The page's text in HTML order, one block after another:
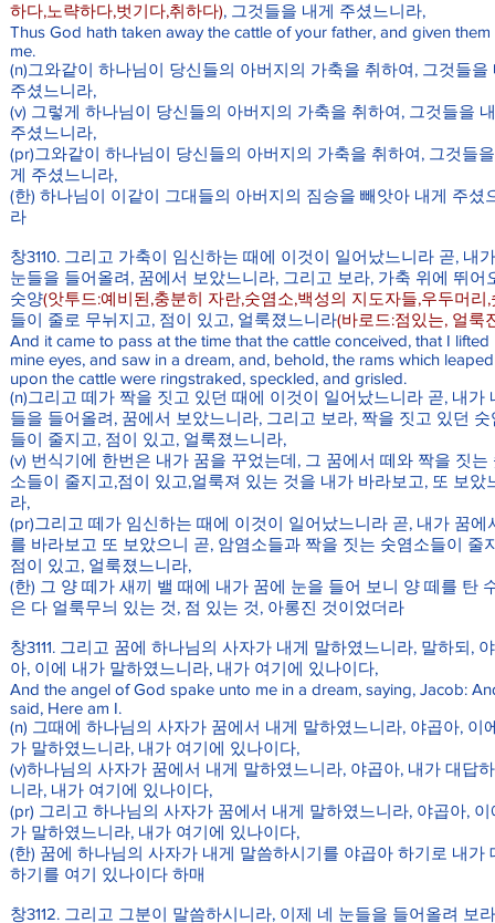
하다,노략하다,벗기다,취하다), 그것들을 내게 주셨느니라,
Thus God hath taken away the cattle of your father, and given them
me.
(n)그와같이 하나님이 당신들의 아버지의 가축을 취하여, 그것들을
주셨느니라,
(v) 그렇게 하나님이 당신들의 아버지의 가축을 취하여, 그것들을
주셨느니라,
(pr)그와같이 하나님이 당신들의 아버지의 가축을 취하여, 그것들
게 주셨느니라,
(한) 하나님이 이같이 그대들의 아버지의 짐승을 빼앗아 내게 주셨
라
창3110. 그리고 가축이 임신하는 때에 이것이 일어났느니라 곧, 내
눈들을 들어올려, 꿈에서 보았느니라, 그리고 보라, 가축 위에 뛰어
숫양(앗투드:예비된,충분히 자란,숫염소,백성의 지도자들,우두머리,
들이 줄로 무뉘지고, 점이 있고, 얼룩졌느니라(바로드:점있는, 얼룩
And it came to pass at the time that the cattle conceived, that I lifted
mine eyes, and saw in a dream, and, behold, the rams which leaped
upon the cattle were ringstraked, speckled, and grisled.
(n)그리고 떼가 짝을 짓고 있던 때에 이것이 일어났느니라 곧, 내가
들을 들어올려, 꿈에서 보았느니라, 그리고 보라, 짝을 짓고 있던 숫
들이 줄지고, 점이 있고, 얼룩졌느니라,
(v) 번식기에 한번은 내가 꿈을 꾸었는데, 그 꿈에서 떼와 짝을 짓는
소들이 줄지고,점이 있고,얼룩져 있는 것을 내가 바라보고, 또 보았
라,
(pr)그리고 떼가 임신하는 때에 이것이 일어났느니라 곧, 내가 꿈에
를 바라보고 또 보았으니 곧, 암염소들과 짝을 짓는 숫염소들이 줄
점이 있고, 얼룩졌느니라,
(한) 그 양 떼가 새끼 밸 때에 내가 꿈에 눈을 들어 보니 양 떼를 탄
은 다 얼룩무늬 있는 것, 점 있는 것, 아롱진 것이었더라
창3111. 그리고 꿈에 하나님의 사자가 내게 말하였느니라, 말하되,
아, 이에 내가 말하였느니라, 내가 여기에 있나이다,
And the angel of God spake unto me in a dream, saying, Jacob:
said, Here am I.
(n) 그때에 하나님의 사자가 꿈에서 내게 말하였느니라, 야곱아, 이
가 말하였느니라, 내가 여기에 있나이다,
(v)하나님의 사자가 꿈에서 내게 말하였느니라, 야곱아, 내가 대답
니라, 내가 여기에 있나이다,
(pr) 그리고 하나님의 사자가 꿈에서 내게 말하였느니라, 야곱아, 이
가 말하였느니라, 내가 여기에 있나이다,
(한) 꿈에 하나님의 사자가 내게 말씀하시기를 야곱아 하기로 내가
하기를 여기 있나이다 하매
창3112. 그리고 그분이 말씀하시니라, 이제 네 눈들을 들어올려 보